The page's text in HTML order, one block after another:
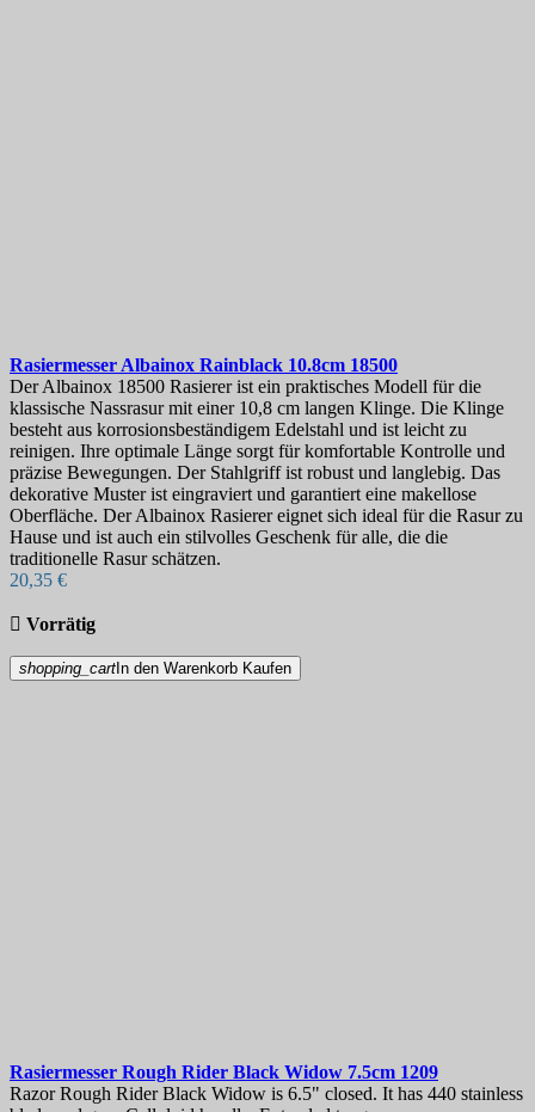
Rasiermesser Albainox Rainblack 10.8cm 18500
Der Albainox 18500 Rasierer ist ein praktisches Modell für die
klassische Nassrasur mit einer 10,8 cm langen Klinge. Die Klinge
besteht aus korrosionsbeständigem Edelstahl und ist leicht zu
reinigen. Ihre optimale Länge sorgt für komfortable Kontrolle und
präzise Bewegungen. Der Stahlgriff ist robust und langlebig. Das
dekorative Muster ist eingraviert und garantiert eine makellose
Oberfläche. Der Albainox Rasierer eignet sich ideal für die Rasur zu
Hause und ist auch ein stilvolles Geschenk für alle, die die
traditionelle Rasur schätzen.
20,35 €
 Vorrätig
shopping_cart In den Warenkorb Kaufen
Rasiermesser Rough Rider Black Widow 7.5cm 1209
Razor Rough Rider Black Widow is 6.5" closed. It has 440 stainless